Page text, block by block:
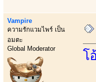
Vampire
ความรักแวมไพร์ เป็น
อมตะ
Global Moderator
โ